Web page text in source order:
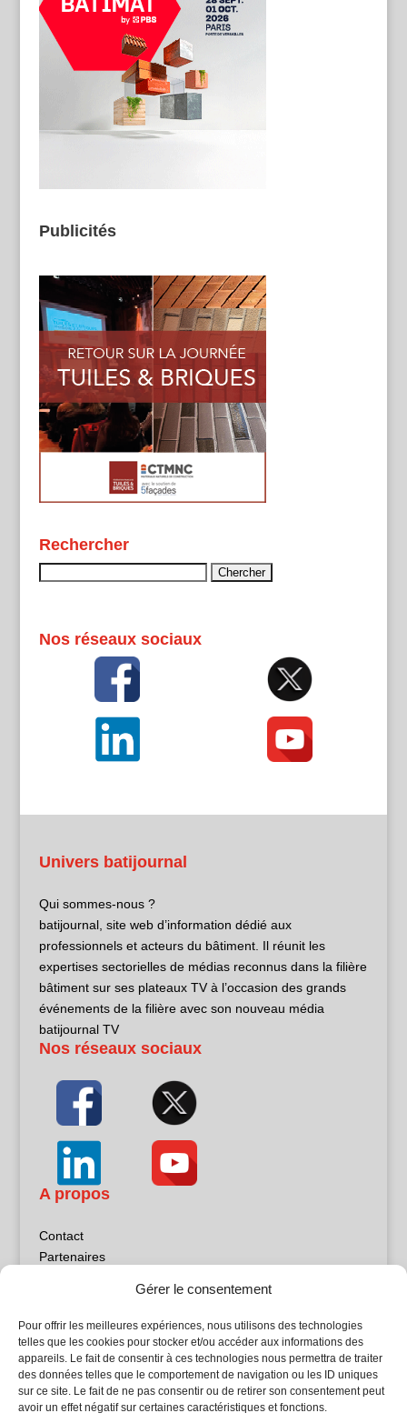
Gérer le consentement
Pour offrir les meilleures expériences, nous utilisons des technologies
telles que les cookies pour stocker et/ou accéder aux informations des
appareils. Le fait de consentir à ces technologies nous permettra de traiter
des données telles que le comportement de navigation ou les ID uniques
sur ce site. Le fait de ne pas consentir ou de retirer son consentement peut
avoir un effet négatif sur certaines caractéristiques et fonctions.
Publicités
Rechercher
Nos réseaux sociaux
Univers batijournal
Qui sommes-nous ?
batijournal, site web d’information dédié aux
professionnels et acteurs du bâtiment. Il réunit les
expertises sectorielles de médias reconnus dans la filière
bâtiment sur ses plateaux TV à l’occasion des grands
événements de la filière avec son nouveau média
batijournal TV
Nos réseaux sociaux
A propos
Contact
Partenaires
Politique de confidentialité
Sites partenaires
5Façades
Atrium Patrimoine